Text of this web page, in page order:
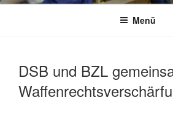
Menü
DSB und BZL